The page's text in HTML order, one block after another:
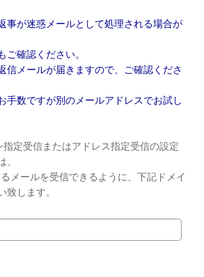
事が迷惑メールとして処理される場合が
ご確認ください。
信メールが届きますので、ご確認くださ
手数ですが別のメールアドレスでお試し
定受信またはアドレス指定受信の設定
メールを受信できるように、下記ドメイ
致します。